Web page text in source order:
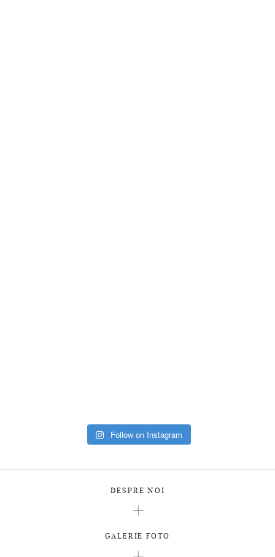
Follow on Instagram
DESPRE NOI
GALERIE FOTO